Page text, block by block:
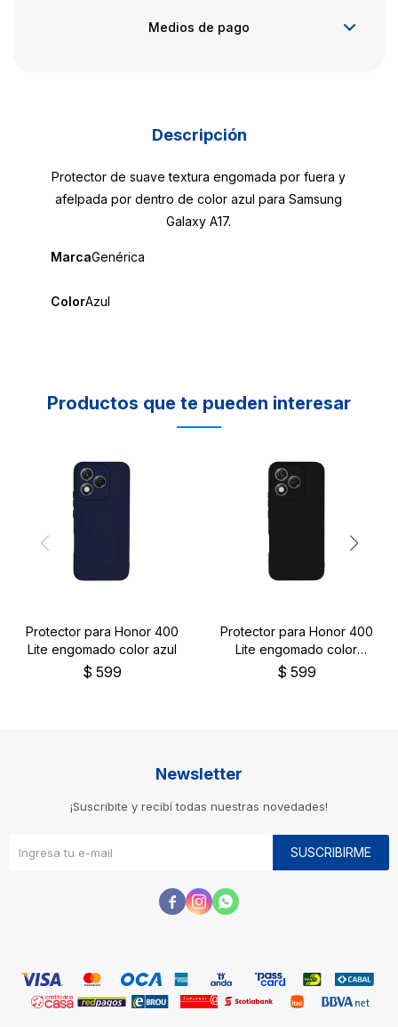
Medios de pago
Descripción
Protector de suave textura engomada por fuera y
afelpada por dentro de color azul para Samsung
Galaxy A17.
MarcaGenérica
ColorAzul
Productos que te pueden interesar
Protector para Honor 400
Lite engomado color azul
$ 599
Protector para Honor 400
Lite engomado color
negro
$ 599
Newsletter
¡Suscribite y recibí todas nuestras novedades!
SUSCRIBIRME
  